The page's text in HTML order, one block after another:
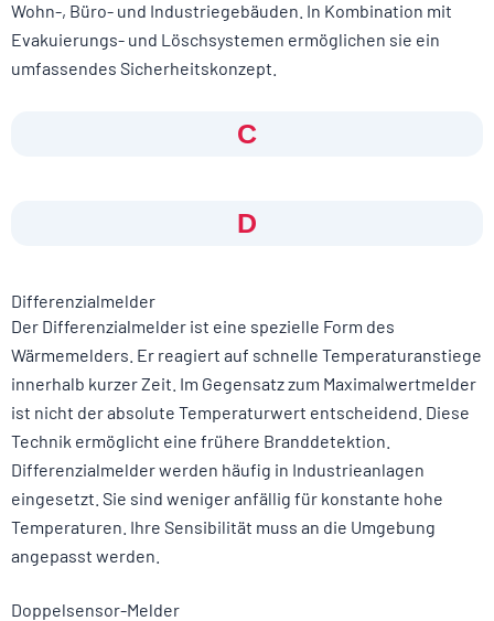
Wohn-, Büro- und Industriegebäuden. In Kombination mit
Evakuierungs- und Löschsystemen ermöglichen sie ein
umfassendes Sicherheitskonzept.
C
D
Differenzialmelder
Der Differenzialmelder ist eine spezielle Form des
Wärmemelders. Er reagiert auf schnelle Temperaturanstiege
innerhalb kurzer Zeit. Im Gegensatz zum Maximalwertmelder
ist nicht der absolute Temperaturwert entscheidend. Diese
Technik ermöglicht eine frühere Branddetektion.
Differenzialmelder werden häufig in Industrieanlagen
eingesetzt. Sie sind weniger anfällig für konstante hohe
Temperaturen. Ihre Sensibilität muss an die Umgebung
angepasst werden.
Doppelsensor-Melder